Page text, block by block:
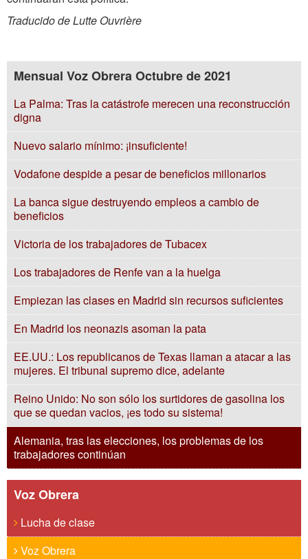
Traducido de Lutte Ouvrière
Mensual Voz Obrera Octubre de 2021
La Palma: Tras la catástrofe merecen una reconstrucción
digna
Nuevo salario mínimo: ¡insuficiente!
Vodafone despide a pesar de beneficios millonarios
La banca sigue destruyendo empleos a cambio de
beneficios
Victoria de los trabajadores de Tubacex
Los trabajadores de Renfe van a la huelga
Empiezan las clases en Madrid sin recursos suficientes
En Madrid los neonazis asoman la pata
EE.UU.: Los republicanos de Texas llaman a atacar a las
mujeres. El tribunal supremo dice, adelante
Reino Unido: No son sólo los surtidores de gasolina los
que se quedan vacios, ¡es todo su sistema!
Alemania, tras las elecciones, los problemas de los
trabajadores continúan
Voz Obrera
Lucha de clase
Voz Obrera